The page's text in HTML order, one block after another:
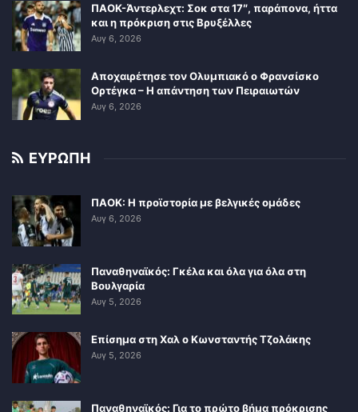
ΠΑΟΚ-Άντερλεχτ: Σοκ στα 17″, παράπονα, ήττα
και η πρόκριση στις Βρυξέλλες
Αυγ 6, 2026
Αποχαιρέτησε τον Ολυμπιακό ο Φρανσίσκο
Ορτέγκα – Η απάντηση των Πειραιωτών
Αυγ 6, 2026
ΕΥΡΩΠΗ
ΠΑΟΚ: Η προϊστορία με βελγικές ομάδες
Αυγ 6, 2026
Παναθηναϊκός: Γκέλα και όλα για όλα στη
Βουλγαρία
Αυγ 5, 2026
Επίσημα στη Χαλ ο Κωνσταντής Τζολάκης
Αυγ 5, 2026
Παναθηναϊκός: Για το πρώτο βήμα πρόκρισης